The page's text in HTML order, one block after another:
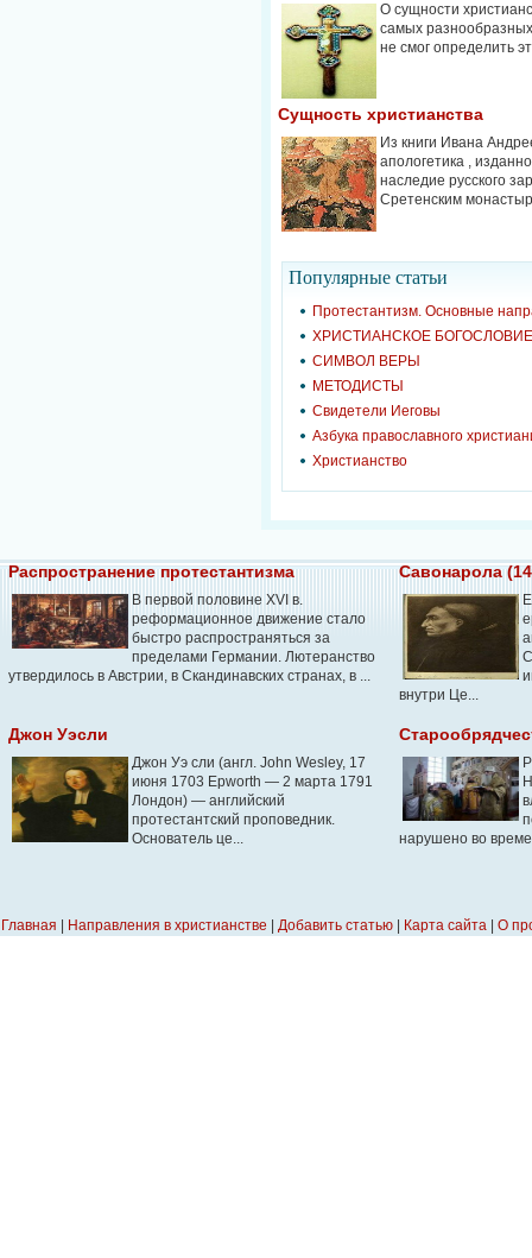
О сущности
самых
не смог определить
Сущность христианства
Из книги Ивана
апологетика ,
наследие русского
Сретенским
Популярные cтатьи
Протестантизм. Основные
ХРИСТИАНСКОЕ БОГОСЛОВИЕ
СИМВОЛ ВЕРЫ
МЕТОДИСТЫ
Свидетели Иеговы
Азбука православного
Христианство
Распространение протестантизма
В первой половине XVI в.
реформационное движение стало
быстро распространяться за
пределами Германии. Лютеранство
утвердилось в Австрии, в Скандинавских странах, в ...
Савонарола
внутри Це...
Джон Уэсли
Джон Уэ сли (англ. John Wesley, 17
июня 1703 Epworth — 2 марта 1791
Лондон) — английский
протестантский проповедник.
Основатель це...
нарушено во
Главная Направления в христианстве Добавить статью Карта сайта О